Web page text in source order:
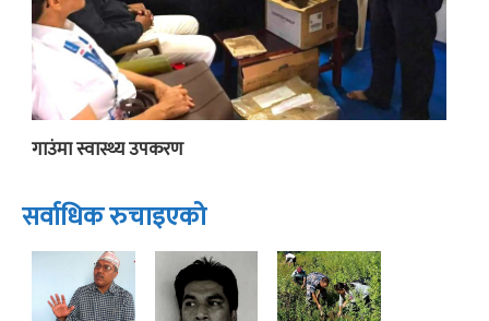
गाउंमा स्वास्थ्य उपकरण
सर्वाधिक रुचाइएको